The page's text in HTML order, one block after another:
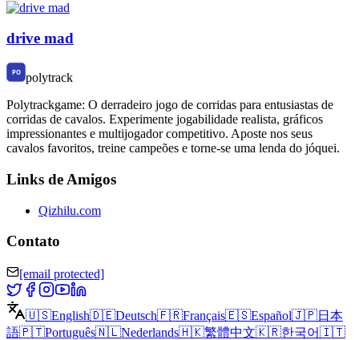
drive mad
polytrack
Polytrackgame: O derradeiro jogo de corridas para entusiastas de
corridas de cavalos. Experimente jogabilidade realista, gráficos
impressionantes e multijogador competitivo. Aposte nos seus
cavalos favoritos, treine campeões e torne-se uma lenda do jóquei.
Links de Amigos
Qizhilu.com
Contato
[email protected]
🇺🇸English🇩🇪Deutsch🇫🇷Français🇪🇸Español🇯🇵日本
語🇵🇹Português🇳🇱Nederlands🇭🇰繁體中文🇰🇷한국어🇮🇹